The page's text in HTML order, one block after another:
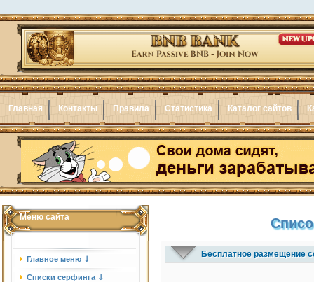
Главная Контакты Правила Статистика Каталог сайтов
Меню сайта
Главное меню ⇓
Списки серфинга ⇓
Бесплатное размещение